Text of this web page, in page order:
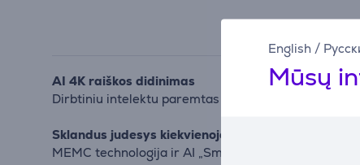
English /
Mūsų
AI 4K raiškos didinimas
Dirbtiniu intelektu paremtas vaizdo apdorojimas
Sklandus judesys kiekvienoje scenoje
MEMC technologija ir AI „Smooth Motion“